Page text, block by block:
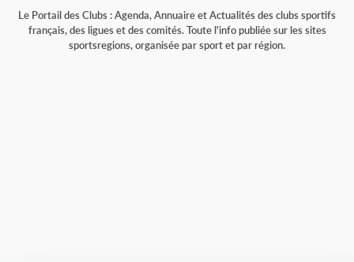
Le Portail des Clubs : Agenda, Annuaire et Actualités des clubs sportifs
français, des ligues et des comités. Toute l'info publiée sur les sites
sportsregions, organisée par sport et par région.